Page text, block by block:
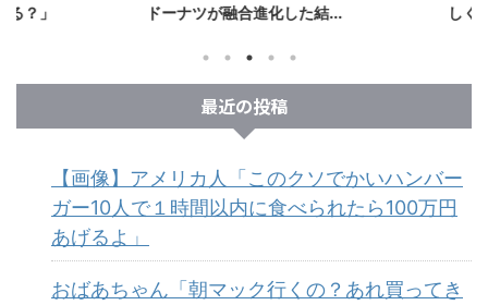
？」
ドーナツが融合進化した結...
しく
最近の投稿
【画像】アメリカ人「このクソでかいハンバー
ガー10人で１時間以内に食べられたら100万円
あげるよ」
おばあちゃん「朝マック行くの？あれ買ってき